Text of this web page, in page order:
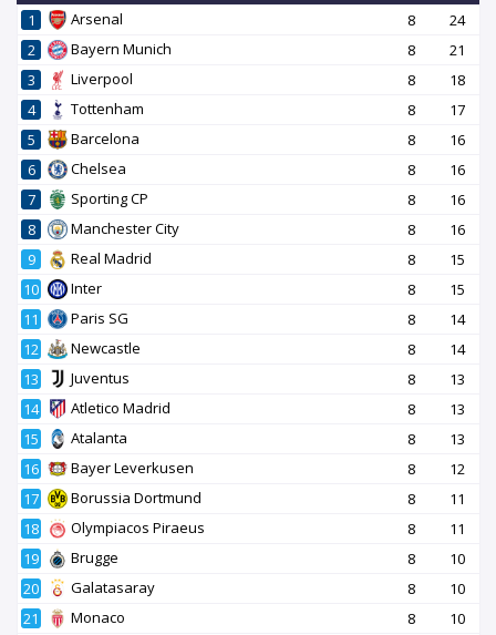
1 Arsenal 8
24
2
Bayern Munich 8
21
3
Liverpool 8
18
4
Tottenham 8
17
5
Barcelona 8
16
6
Chelsea 8
16
7
Sporting CP 8
16
8
Manchester City 8
16
9
Real Madrid 8
15
10
Inter 8
15
11
Paris SG 8
14
12
Newcastle 8
14
13
Juventus 8
13
14
Atletico Madrid 8
13
15
Atalanta 8
13
16
Bayer Leverkusen 8
12
17
Borussia Dortmund 8
11
18
Olympiacos Piraeus 8
11
19
Brugge 8
10
20
Galatasaray 8
10
21
Monaco 8
10